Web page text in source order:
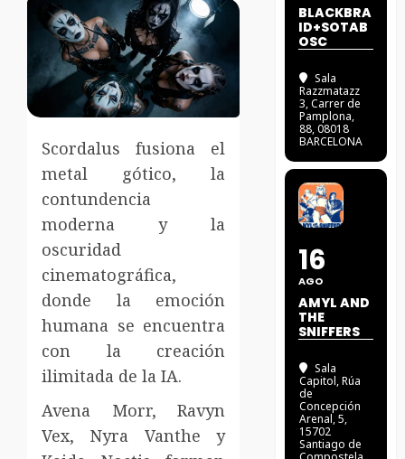
Scordalus fusiona el
metal gótico, la
contundencia
moderna y la
oscuridad
cinematográfica,
donde la emoción
humana se encuentra
con la creación
ilimitada de la IA.
Avena Morr, Ravyn
Vex, Nyra Vanthe y
BLACKBRA
ID+SOTAB
OSC
Sala
Razzmatazz
3, Carrer de
Pamplona,
88, 08018
BARCELONA
16
AGO
AMYL AND
THE
SNIFFERS
Sala
Capitol, Rúa
de
Concepción
Arenal, 5,
15702
Santiago de